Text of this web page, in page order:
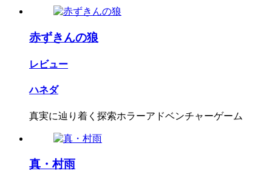
赤ずきんの狼
レビュー
ハネダ
真実に辿り着く探索ホラーアドベンチャーゲーム
真・村雨